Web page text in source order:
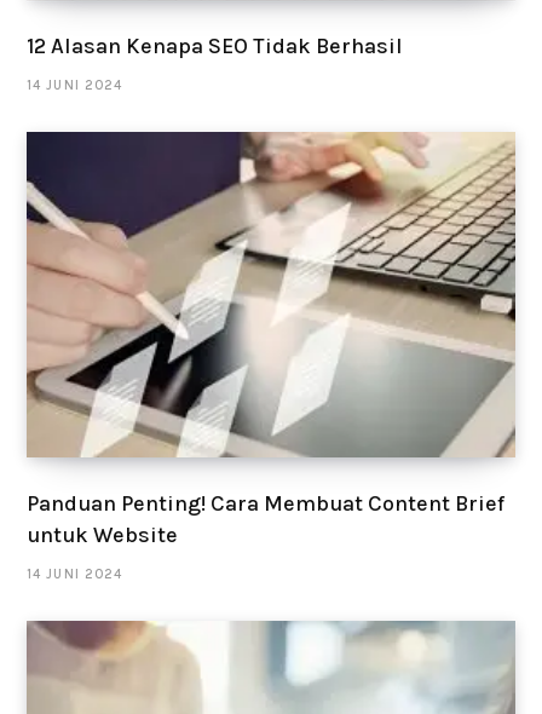
12 Alasan Kenapa SEO Tidak Berhasil
14 JUNI 2024
Panduan Penting! Cara Membuat Content Brief
untuk Website
14 JUNI 2024